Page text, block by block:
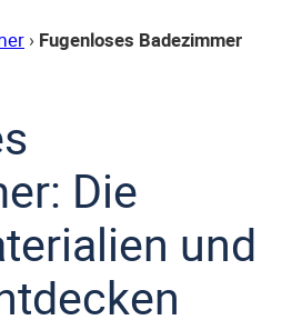
› Fugenloses Badezimmer
Die
und